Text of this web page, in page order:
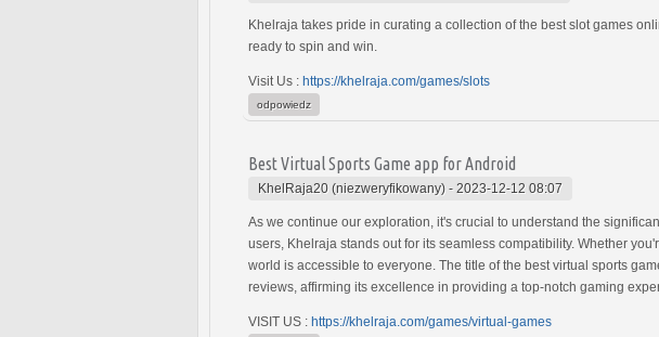
Khelraja takes pride in curating a collection of the best slot games
ready to spin and win.
Visit Us : https://khelraja.com/games/slots
odpowiedz
Best Virtual Sports Game app for Android
KhelRaja20 (niezweryfikowany) - 2023-12-12 08:07
As we continue our exploration, it's crucial to understand the
users, Khelraja stands out for its seamless compatibility. Whether
world is accessible to everyone. The title of the best virtual sports
reviews, affirming its excellence in providing a top-notch gaming
VISIT US : https://khelraja.com/games/virtual-games